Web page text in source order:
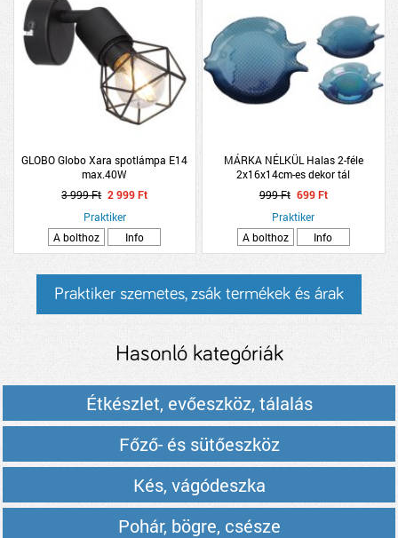
GLOBO Globo Xara spotlámpa E14
max.40W
3 999 Ft 2 999 Ft
Praktiker
A bolthoz
Info
MÁRKA NÉLKÜL Halas 2-féle
2x16x14cm-es dekor tál
999 Ft 699 Ft
Praktiker
A bolthoz
Info
Praktiker szemetes, zsák termékek és árak
Hasonló kategóriák
Étkészlet, evőeszköz, tálalás
Főző- és sütőeszköz
Kés, vágódeszka
Pohár, bögre, csésze